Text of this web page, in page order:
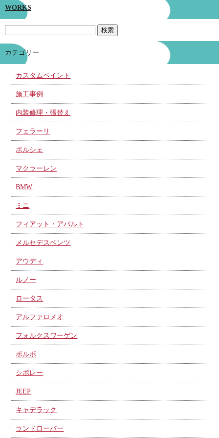
WORKS
カテゴリー
カスタムペイント
施工事例
内装修理・張替え
フェラーリ
ポルシェ
マクラーレン
BMW
ミニ
フィアット・アバルト
メルセデスベンツ
アウディ
ルノー
ロータス
アルファロメオ
フォルクスワーゲン
ボルボ
シボレー
JEEP
キャデラック
ランドローバー